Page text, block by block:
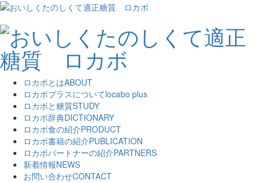
ロカボとはABOUT
ロカボプラスについてlocabo plus
ロカボと糖質STUDY
ロカボ辞典DICTIONARY
ロカボ食の紹介PRODUCT
ロカボ書籍の紹介PUBLICATION
ロカボパートナーの紹介PARTNERS
新着情報NEWS
お問い合わせCONTACT